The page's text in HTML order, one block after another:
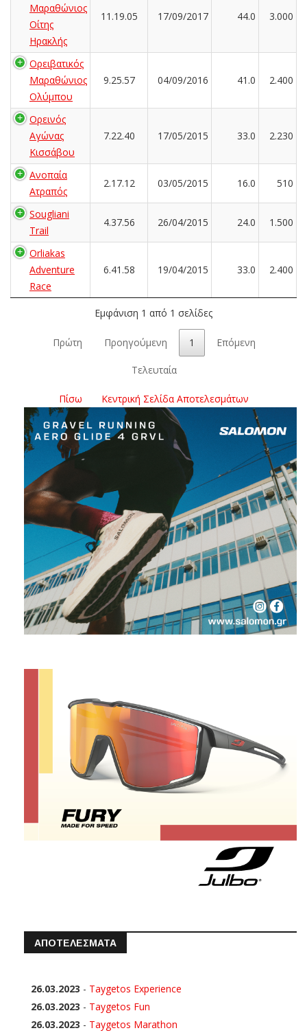
Μαραθώνιος
Οίτης
Ηρακλής
11.19.05 17/09/2017 44.0 3.000
Ορειβατικός
Μαραθώνιος
Ολύμπου
9.25.57 04/09/2016 41.0 2.400
Ορεινός
Αγώνας
Κισσάβου
7.22.40 17/05/2015 33.0 2.230
Ανοπαία
Ατραπός
2.17.12 03/05/2015 16.0 510
Sougliani
Trail
4.37.56 26/04/2015 24.0 1.500
Orliakas
Adventure
Race
6.41.58 19/04/2015 33.0 2.400
Εμφάνιση 1 από 1 σελίδες
Πρώτη Προηγούμενη 1 Επόμενη
Τελευταία
Πίσω Κεντρική Σελίδα Αποτελεσμάτων
ΑΠΟΤΕΛΕΣΜΑΤΑ
26.03.2023 - Taygetos Experience
26.03.2023 - Taygetos Fun
26.03.2023 - Taygetos Marathon